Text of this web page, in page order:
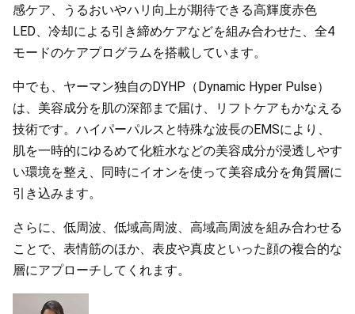
感ケア、うるおいやハリ向上が期待できる高輝度赤色
LED、冷却による引き締めケアなどを組み合わせた、全4
モードのケアプログラムを搭載しています。
中でも、ヤーマン独自のDYHP（Dynamic Hyper Pulse）
は、美容成分を肌の深部まで届け、リフトケアもかなえる
技術です。ハイパーパルスと特殊な波長のEMSにより、
肌を一時的にゆるめて化粧水などの美容成分が浸透しやす
い環境を整え、同時にイオンを使って美容成分を角質層に
引き込みます。
さらに、低周波、低域高周波、高域高周波を組み合わせる
ことで、表情筋のほか、表皮や真皮といった顔の複合的な
層にアプローチしてくれます。